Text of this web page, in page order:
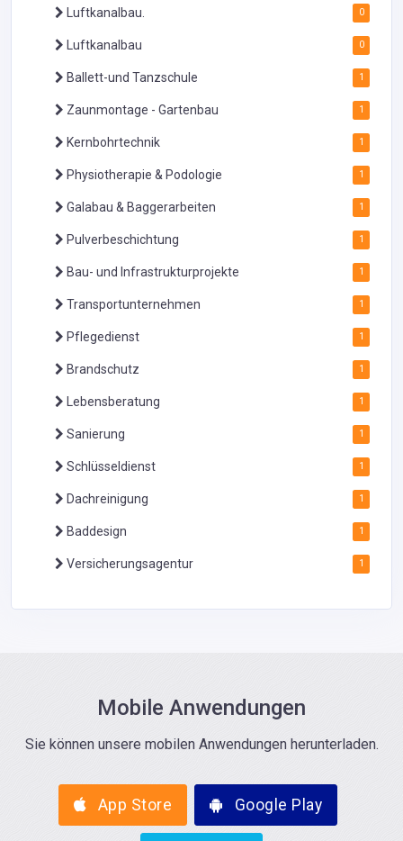
Luftkanalbau. 0
Luftkanalbau 0
Ballett-und Tanzschule 1
Zaunmontage - Gartenbau 1
Kernbohrtechnik 1
Physiotherapie & Podologie 1
Galabau & Baggerarbeiten 1
Pulverbeschichtung 1
Bau- und Infrastrukturprojekte 1
Transportunternehmen 1
Pflegedienst 1
Brandschutz 1
Lebensberatung 1
Sanierung 1
Schlüsseldienst 1
Dachreinigung 1
Baddesign 1
Versicherungsagentur 1
Mobile Anwendungen
Sie können unsere mobilen Anwendungen herunterladen.
App Store Google Play